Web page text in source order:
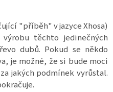
"příběh" v jazyce Xhosa)
těchto jedinečných
dubů. Pokud se někdo
je možné, že si bude moci
jakých podmínek vyrůstal.